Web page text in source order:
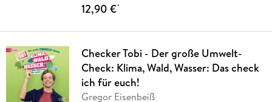
12,90 €*
Checker Tobi - Der große Umwelt-
Check: Klima, Wald, Wasser: Das check
ich für euch!
Gregor Eisenbeiß